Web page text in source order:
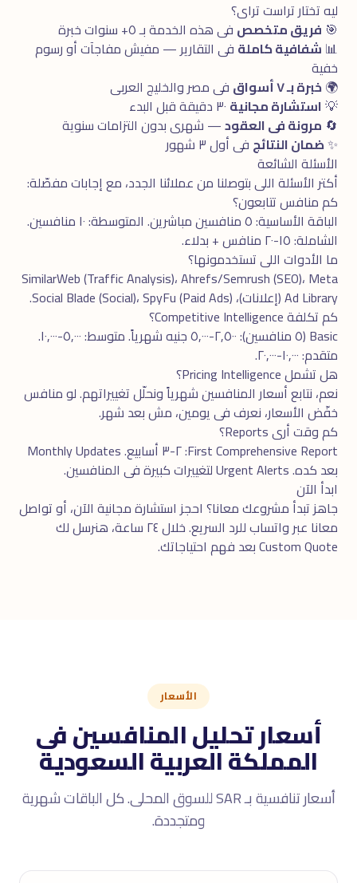
ليه تختار تراست تراى؟
🎯 فريق متخصص فى هذه الخدمة بـ ٥+ سنوات خبرة
📊 شفافية كاملة فى التقارير — مفيش مفاجآت أو رسوم
خفية
🌍خبرة بـ ٧ أسواق
فى مصر والخليج العربى
💡استشارة مجانية
🔄 مرونة فى العقود— شهرى بدون التزامات سنوية
✨ضمان النتائج فى أول ٣ شهور
الأسئلة الشائعة
أكتر الأسئلة اللى بتوصلنا من عملائنا الجدد، مع إجابات مفصّلة:
كم منافس تتابعون؟
الباقة الأساسية: ٥ منافسين مباشرين. المتوسطة: ١٠ منافسين.
الشاملة: ١٥-٢٠ منافس + بدلاء.
ما الأدوات اللى تستخدمونها؟
SimilarWeb (Traffic Analysis)، Ahrefs/Semrush (SEO)، Meta
Ad Library (إعلانات)، Social Blade (Social)، SpyFu (Paid Ads).
كم تكلفة Competitive Intelligence؟
Basic (٥ منافسين): ٢,٥٠٠-٥,٠٠٠ جنيه شهرياً. متوسط: ٥,٠٠٠-١٠,٠٠٠.
متقدم: ١٠,٠٠٠-٢٠,٠٠٠.
هل تشمل Pricing Intelligence؟
نعم، نتابع أسعار المنافسين شهرياً ونحلّل تغييراتهم. لو منافس
خفّض الأسعار، نعرف فى يومين، مش بعد شهر.
كم وقت أرى Reports؟
First Comprehensive Report: ٢-٣ أسابيع. Monthly Updates
بعد كده. Urgent Alerts لتغييرات كبيرة فى المنافسين.
ابدأ الآن
جاهز تبدأ مشروعك معانا؟ احجز استشارة مجانية الآن، أو تواصل
معانا عبر واتساب
للرد السريع. خلال ٢٤ ساعة، هنرسل لك
Custom Quote بعد فهم احتياجاتك.
الأسعار
أسعار تحليل المنافسين فى
المملكة العربية السعودية
أسعار تنافسية بـ SAR للسوق المحلى. كل الباقات شهرية
ومتجددة.